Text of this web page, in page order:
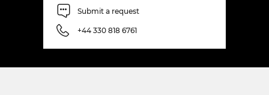
Submit a request
+44 330 818 6761